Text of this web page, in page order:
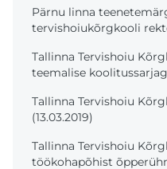
Pärnu linna
tervishoiukõrgkooli
Tallinna Tervishoiu
teemalise
Tallinna Tervishoiu
(13.03.2019)
Tallinna Tervishoiu
töökohapõhist